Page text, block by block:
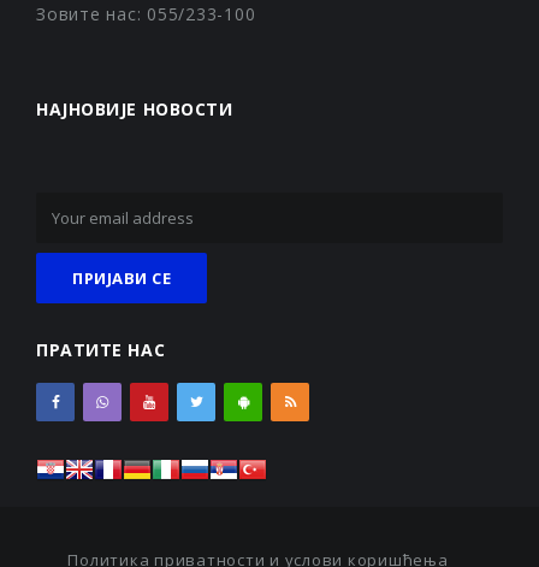
Зовите нас: 055/233-100
НАЈНОВИЈЕ НОВОСТИ
ПРАТИТЕ НАС
Политика приватности и услови коришћења